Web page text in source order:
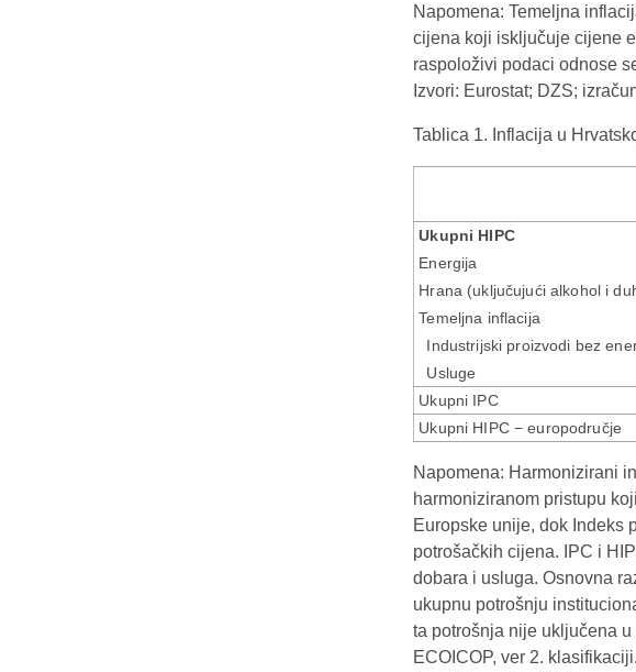
Napomena: Temeljna
cijena koji isključuje cijene
raspoloživi podaci odnose
Izvori: Eurostat; DZS;
Tablica 1. Inflacija u
Napomena: Harmonizirani
harmoniziranom pristupu
Europske unije, dok Indeks
potrošačkih cijena. IPC i
dobara i usluga. Osnovna
ukupnu potrošnju
ta potrošnja nije uključena
ECOICOP, ver 2. klasifikaciji.